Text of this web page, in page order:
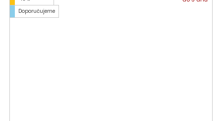
Doporučujeme